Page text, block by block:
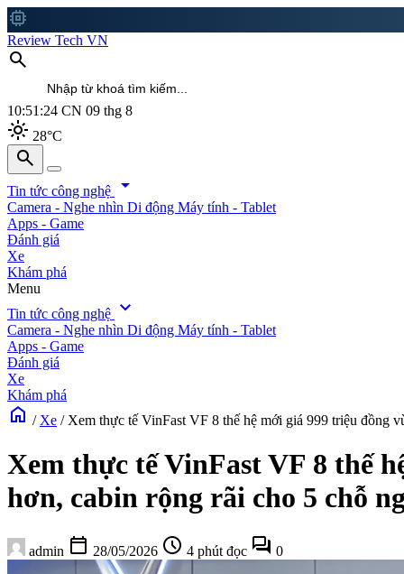
memory
Review Tech VN
search
10:51:26 CN 09 thg 8
light_mode 28°C
search
search
Tin tức công nghệ arrow_drop_down
Camera - Nghe nhìn Di động Máy tính - Tablet
Apps - Game
Đánh giá
Xe
Khám phá
Menu
Tin tức công nghệ expand_more
Camera - Nghe nhìn Di động Máy tính - Tablet
Apps - Game
Đánh giá
Xe
Khám phá
home / Xe / Xem thực tế VinFast VF 8 thế hệ mới giá 999 triệu đồng
Xem thực tế VinFast VF 8 thế
hơn, cabin rộng rãi cho 5 chỗ
admin calendar_today 28/05/2026 schedule 4 phút đọc forum 0